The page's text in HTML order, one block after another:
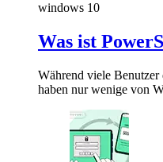
windows 10
Was ist
Während viele
haben nur wenige von